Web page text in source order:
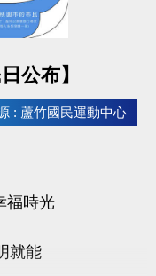
公布】
: 蘆竹國民運動中心
福時光
就能